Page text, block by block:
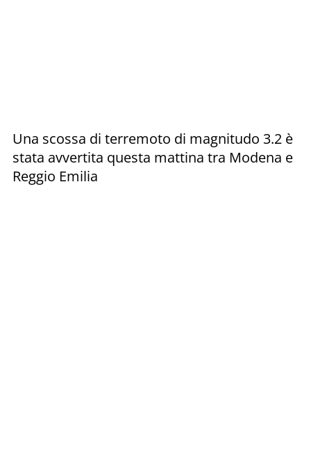
Una scossa di terremoto di magnitudo 3.2 è
stata avvertita questa mattina tra Modena e
Reggio Emilia